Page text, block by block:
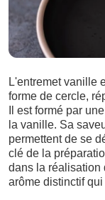
L'entremet vanille
forme de cercle,
Il est formé par
la vanille. Sa
permettent de se
clé de la
dans la réalisation
arôme distinctif